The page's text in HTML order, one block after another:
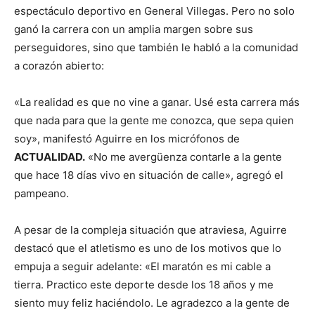
espectáculo deportivo en General Villegas. Pero no solo
ganó la carrera con un amplia margen sobre sus
perseguidores, sino que también le habló a la comunidad
a corazón abierto:
«La realidad es que no vine a ganar. Usé esta carrera más
que nada para que la gente me conozca, que sepa quien
soy», manifestó Aguirre en los micrófonos de
ACTUALIDAD. «No me avergüenza contarle a la gente
que hace 18 días vivo en situación de calle», agregó el
pampeano.
A pesar de la compleja situación que atraviesa, Aguirre
destacó que el atletismo es uno de los motivos que lo
empuja a seguir adelante: «El maratón es mi cable a
tierra. Practico este deporte desde los 18 años y me
siento muy feliz haciéndolo. Le agradezco a la gente de